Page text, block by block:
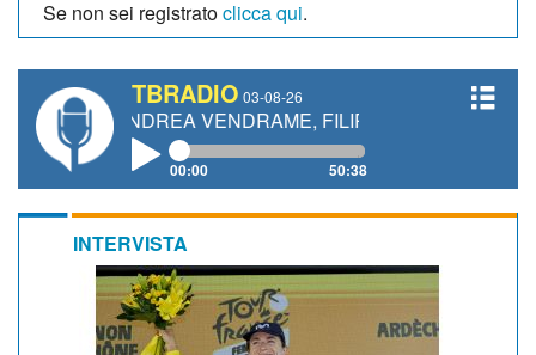
Se non sei registratoclicca qui.
TBRADIO 03-08-26
VENDRAME, FILIPPO FIORELLI
00:00 50:38
INTERVISTA